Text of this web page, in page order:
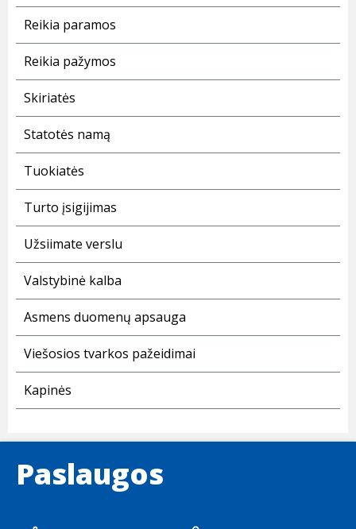
Reikia paramos
Reikia pažymos
Skiriatės
Statotės namą
Tuokiatės
Turto įsigijimas
Užsiimate verslu
Valstybinė kalba
Asmens duomenų apsauga
Viešosios tvarkos pažeidimai
Kapinės
Paslaugos